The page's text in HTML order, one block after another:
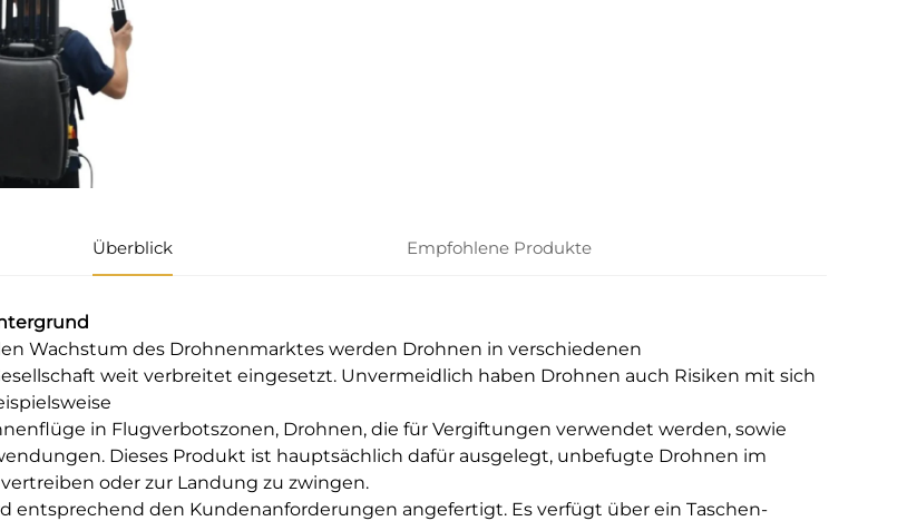
Überblick Empfohlene Produkte
Wachstum des Drohnenmarktes werden Drohnen in verschiedenen
weit verbreitet eingesetzt. Unvermeidlich haben Drohnen auch Risiken mit sich
in Flugverbotszonen, Drohnen, die für Vergiftungen verwendet werden, sowie
Dieses Produkt ist hauptsächlich dafür ausgelegt, unbefugte Drohnen im
oder zur Landung zu zwingen.
entsprechend den Kundenanforderungen angefertigt. Es verfügt über ein Taschen-